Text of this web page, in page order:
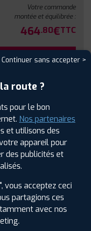
Votre commande
montée et équilibrée :
464.80€TTC
PNEU
ÉTIQUETAGE
Continuer sans accepter >
route ?
pour le bon
Nos partenaires
et utilisons des
appareil pour
des publicités et
vous acceptez ceci
partagions ces
avec nos